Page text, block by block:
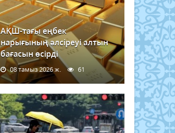
АҚШ-тағы еңбек
нарығының әлсіреуі алтын
бағасын өсірді
08 тамыз 2026 ж. 61